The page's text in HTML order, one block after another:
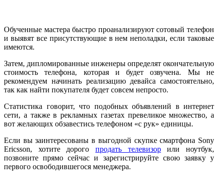
Обученные мастера быстро проанализируют сотовый телефон
и выявят все присутствующие в нем неполадки, если таковые
имеются.
Затем, дипломированные инженеры определят окончательную
стоимость телефона, которая и будет озвучена. Мы не
рекомендуем начинать реализацию девайса самостоятельно,
так как найти покупателя будет совсем непросто.
Статистика говорит, что подобных объявлений в интернет
сети, а также в рекламных газетах превеликое множество, а
вот желающих обзавестись телефоном «с рук» единицы.
Если вы заинтересованы в выгодной скупке смартфона Sony
Ericsson, хотите дорого продать телевизорили ноутбук,
позвоните прямо сейчас и зарегистрируйте свою заявку у
первого освободившегося менеджера.